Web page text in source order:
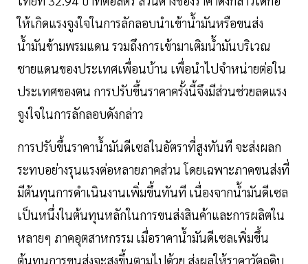
ให้เกิดแรงจูงใจในการลักลอบนำเข้าน้ำมันหรือขนส่ง
น้ำมันข้ามพรมแดน รวมถึงการเข้ามาเติมน้ำมันบริเวณ
ชายแดนของประเทศเพื่อนบ้าน เพื่อนำไปจำหน่ายต่อใน
ประเทศของตน การปรับขึ้นราคาครั้งนี้จึงมีส่วนช่วยลดแรง
จูงใจในการลักลอบดังกล่าว
การปรับขึ้นราคาน้ำมันดีเซลในอัตราที่สูงทันที จะส่งผลก
ระทบอย่างรุนแรงต่อหลายภาคส่วน โดยเฉพาะภาคขนส่งที่
มีต้นทุนการดำเนินงานเพิ่มขึ้นทันที เนื่องจากน้ำมันดีเซล
เป็นหนึ่งในต้นทุนหลักในการขนส่งสินค้าและการผลิตใน
หลายๆ ภาคอุตสาหกรรม เมื่อราคาน้ำมันดีเซลเพิ่มขึ้น
ต้นทุนการขนส่งจะสูงขึ้นตามไปด้วย ส่งผลให้ราคาวัตถุดิบ